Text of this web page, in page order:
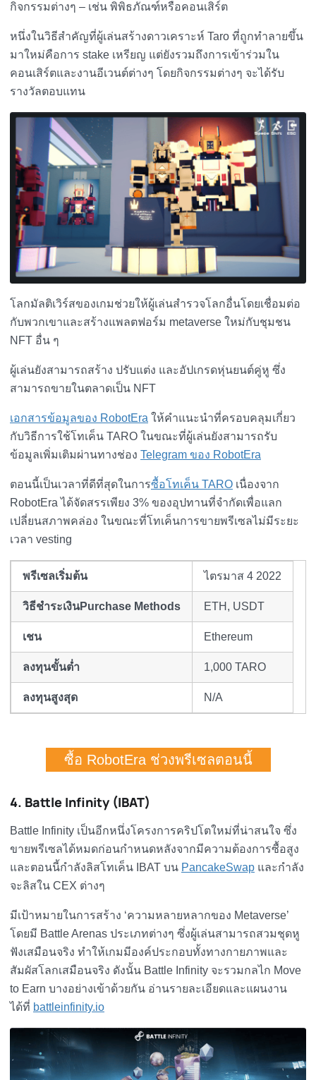
กิจกรรมต่างๆ – เช่น พิพิธภัณฑ์หรือคอนเสิร์ต
หนึ่งในวิธีสำคัญที่ผู้เล่นสร้างดาวเคราะห์ Taro ที่ถูกทำลายขึ้น
มาใหม่คือการ stake เหรียญ แต่ยังรวมถึงการเข้าร่วมใน
คอนเสิร์ตและงานอีเวนต์ต่างๆ โดยกิจกรรมต่างๆ จะได้รับ
รางวัลตอบแทน
โลกมัลติเวิร์สของเกมช่วยให้ผู้เล่นสำรวจโลกอื่นโดยเชื่อมต่อ
กับพวกเขาและสร้างแพลตฟอร์ม metaverse ใหม่กับชุมชน
NFT อื่น ๆ
ผู้เล่นยังสามารถสร้าง ปรับแต่ง และอัปเกรดหุ่นยนต์คู่หู ซึ่ง
สามารถขายในตลาดเป็น NFT
เอกสารข้อมูลของ RobotEra ให้คำแนะนำที่ครอบคลุมเกี่ยว
กับวิธีการใช้โทเค็น TARO ในขณะที่ผู้เล่นยังสามารถรับ
ข้อมูลเพิ่มเติมผ่านทางช่อง Telegram ของ RobotEra
ตอนนี้เป็นเวลาที่ดีที่สุดในการซื้อโทเค็น TARO เนื่องจาก
RobotEra ได้จัดสรรเพียง 3% ของอุปทานที่จำกัดเพื่อแลก
เปลี่ยนสภาพคล่อง ในขณะที่โทเค็นการขายพรีเซลไม่มีระยะ
เวลา vesting
พรีเซลเริ่มต้น ไตรมาส 4 2022
วิธีชำระเงินPurchase Methods ETH, USDT
เชน Ethereum
ลงทุนขั้นต่ำ 1,000 TARO
ลงทุนสูงสุด N/A
ซื้อ RobotEra ช่วงพรีเซลตอนนี้
4. Battle Infinity (IBAT)
Battle Infinity เป็นอีกหนึ่งโครงการคริปโตใหม่ที่น่าสนใจ ซึ่ง
ขายพรีเซลได้หมดก่อนกำหนดหลังจากมีความต้องการซื้อสูง
และตอนนี้กำลังลิสโทเค็น IBAT บน PancakeSwap และกำลัง
จะลิสใน CEX ต่างๆ
มีเป้าหมายในการสร้าง ‘ความหลายหลากของ Metaverse’
โดยมี Battle Arenas ประเภทต่างๆ ซึ่งผู้เล่นสามารถสวมชุดหู
ฟังเสมือนจริง ทำให้เกมมีองค์ประกอบทั้งทางกายภาพและ
สัมผัสโลกเสมือนจริง ดังนั้น Battle Infinity จะรวมกลไก Move
to Earn บางอย่างเข้าด้วยกัน อ่านรายละเอียดและแผนงาน
ได้ที่ battleinfinity.io